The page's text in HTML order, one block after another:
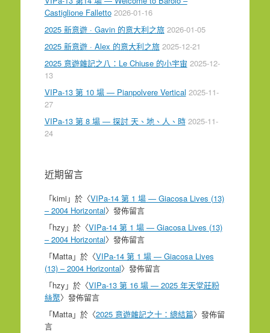
Castiglione Falletto 2026-01-16
2025 新意遊 · Gavin 的意大利之旅 2026-01-05
2025 新意遊 · Alex 的意大利之旅 2025-12-21
2025 意遊雜記之八：Le Chiuse 的小宇宙 2025-12-
13
VIPa-13 第 10 場 — Pianpolvere Vertical 2025-11-
27
VIPa-13 第 8 場 — 探討 天、地、人、時 2025-11-
24
近期留言
「kimi 」於〈VIPa-14 第 1 場 — Giacosa Lives (13)
– 2004 Horizontal〉發佈留言
「hzy 」於〈VIPa-14 第 1 場 — Giacosa Lives (13)
– 2004 Horizontal〉發佈留言
「Matta」於〈VIPa-14 第 1 場 — Giacosa Lives
(13) – 2004 Horizontal〉發佈留言
「hzy 」於〈VIPa-13 第 16 場 — 2025 年天堂莊粉
絲聚〉發佈留言
「Matta」於〈2025 意遊雜記之十：總結篇〉發佈留
言